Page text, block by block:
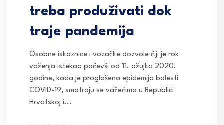
treba produživati dok
traje pandemija
Osobne iskaznice i vozačke dozvole čiji je rok
važenja istekao počevši od 11. ožujka 2020.
godine, kada je proglašena epidemija bolesti
COVID-19, smatraju se važećima u Republici
Hrvatskoj i...